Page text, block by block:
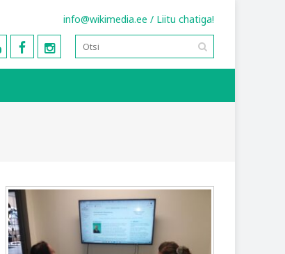
info@wikimedia.ee / Liitu chatiga!